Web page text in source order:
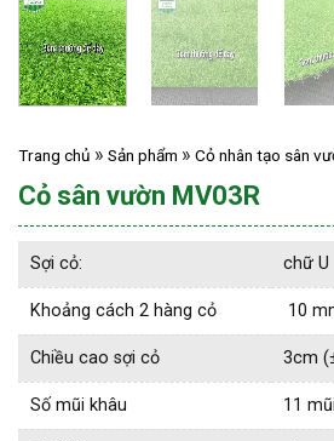
Trang chủ Sản phẩm Cỏ nhân tạo sân
Cỏ sân vườn MV03R
Sợi cỏ: chữ U
Khoảng cách 2 hàng cỏ 10
Chiều cao sợi cỏ 3cm
Số mũi khâu 11